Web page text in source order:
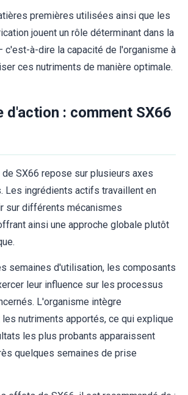
premières utilisées ainsi que les
jouent un rôle déterminant dans la
à-dire la capacité de l'organisme à
ces nutriments de manière optimale.
d'action : comment SX66
SX66 repose sur plusieurs axes
Les ingrédients actifs travaillent en
sur différents mécanismes
ainsi une approche globale plutôt
semaines d'utilisation, les composants
leur influence sur les processus
L'organisme intègre
nutriments apportés, ce qui explique
les plus probants apparaissent
quelques semaines de prise